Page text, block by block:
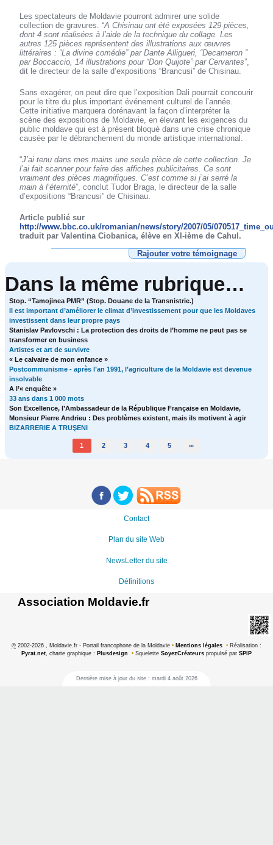
Les spectateurs de Moldavie pourront admirer une solide
collection de gravures. “A Chisinau ont été exposées 129 pièces,
dont 4 sont réalisées à l’aide de la technique du collage. Les
autres 125 pièces représentent des illustrations aux œuvres
littéraires : “La divine comédie” par Dante Alligueri, “Decameron ”
par Boccaccio, 14 illustrations pour “Don Quijote” par Cervantes”,
dit le directeur de la salle d’expositions “Brancusi” de Chisinau.
Sans exagérer, on peut dire que l’exposition Dali pourrait concourir
pour le titre du plus important événement culturel de l’année.
Cette initiative marquera dorénavant la façon d’interpréter la
scène des expositions de Moldavie, en élevant les exigences du
public moldave qui est à présent bloqué dans une crise chronique
causée par le débranchement du monde artistique international.
“J’ai tenu dans mes mains une seule pièce de cette collection. Je
l’ai fait scanner pour faire des affiches publicitaires. Ce sont
vraiment des pièces magnifiques. C’est comme si j’ai serré la
main à l’éternité”, conclut Tudor Braga, le directeur de la salle
d’expositions “Brancusi” de Chisinau.
Article publié sur
http://www.bbc.co.uk/romanian/news/story/2007/05/
traduit par Valentina Ciobanica, élève en XI-ième de Cahul.
Rajouter votre témoignage
Dans la même rubrique…
Stop. “Tamojinea PMR” (Stop. Douane de la Transnistrie.)
Il est important d’améliorer le climat d’investissement pour que les Moldaves
investissent dans leur propre pays
Stanislav Pavlovschi : La protection des droits de l’homme ne peut pas se
transformer en business
Artistes et art de survivre
« Le calvaire de mon enfance »
Postcommunisme - après l’an 1991, l’agriculture de la Moldavie est devenue
insolvable
A l’« enquête »
33 ans dans 1 000 mots
Son Excellence, l’Ambassadeur de la République Française en Moldavie,
Monsieur Pierre Andrieu : Des problèmes existent, mais ils motivent à agir
BIZARRERIE A TRUŞENI
1 2 3 4 5 ∞
Contact
Plan du site Web
NewsLetter du site
Définitions
Association Moldavie.fr
© 2002-2026 , Moldavie.fr - Portail francophone de la Moldavie • Mentions légales • Réalisation :
Pyrat.net , charte graphique : Plusdesign • Squelette SoyezCréateurs propulsé par SPIP
Dernière mise à jour du site : mardi 4 août 2026